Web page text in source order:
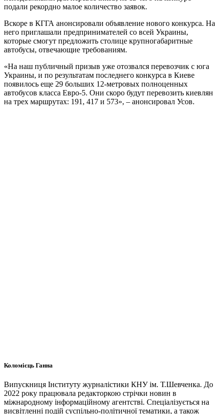
подали рекордно малое количество заявок.
Вскоре в КГГА анонсировали объявление нового конкурса. На
него приглашали предпринимателей со всей Украины,
которые смогут предложить столице крупногабаритные
автобусы, отвечающие требованиям.
«На наш публичный призыв уже отозвался перевозчик с юга
Украины, и по результатам последнего конкурса в Киеве
появилось еще 29 больших 12-метровых полноценных
автобусов класса Евро-5. Они скоро будут перевозить киевлян
на трех маршрутах: 191, 417 и 573», – анонсировал Усов.
Коломієць Ганна
Випускниця Інституту журналістики КНУ ім. Т.Шевченка. До
2022 року працювала редакторкою стрічки новин в
міжнародному інформаційному агентстві. Спеціалізується на
висвітленні подій суспільно-політичної тематики, а також